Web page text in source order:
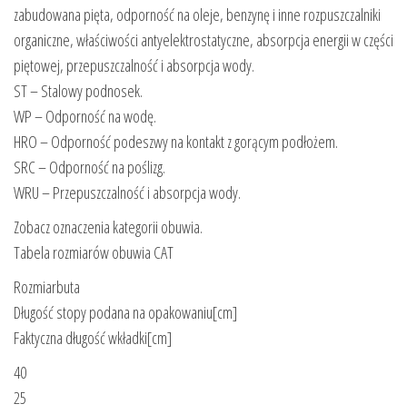
zabudowana pięta, odporność na oleje, benzynę i inne rozpuszczalniki
organiczne, właściwości antyelektrostatyczne, absorpcja energii w części
piętowej, przepuszczalność i absorpcja wody.
ST – Stalowy podnosek.
WP – Odporność na wodę.
HRO – Odporność podeszwy na kontakt z gorącym podłożem.
SRC – Odporność na poślizg.
WRU – Przepuszczalność i absorpcja wody.
Zobacz oznaczenia kategorii obuwia.
Tabela rozmiarów obuwia CAT
Rozmiarbuta
Długość stopy podana na opakowaniu[cm]
Faktyczna długość wkładki[cm]
40
25